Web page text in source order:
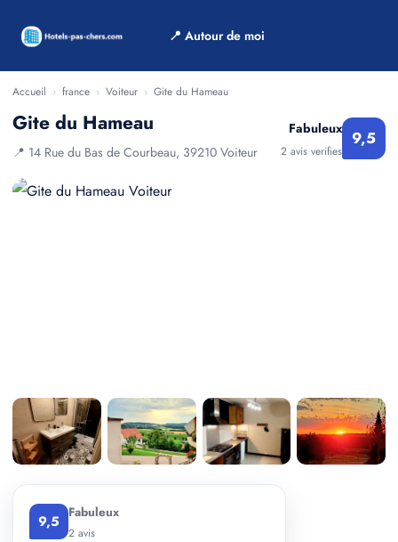
📍 Autour de moi
Accueil › france › Voiteur › Gite du Hameau
Gite du Hameau
📍 14 Rue du Bas de Courbeau, 39210 Voiteur
Fabuleux
2 avis verifies
9,5
9,5 Fabuleux
2 avis